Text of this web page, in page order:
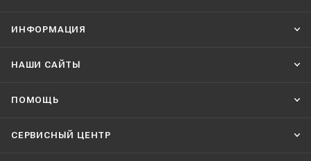
ИНФОРМАЦИЯ
НАШИ CАЙТЫ
ПОМОЩЬ
СЕРВИСНЫЙ ЦЕНТР